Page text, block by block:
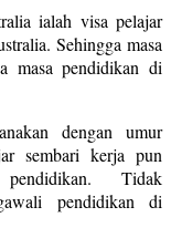
ialah visa pelajar
Sehingga masa
masa pendidikan di
dengan umur
sembari kerja pun
Tidak
pendidikan di